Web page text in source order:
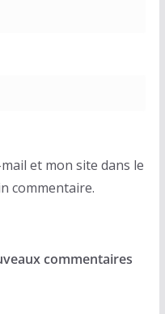
et mon site dans le
commentaire.
commentaires